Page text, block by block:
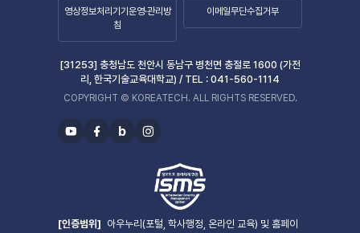
영상정보처리기기운영·관리방
침
이메일무단수집거부
[31253] 충청남도 천안시 동남구 병천면 충절로 1600 (가전
리, 한국기술교육대학교) / TEL : 041-560-1114
COPYRIGHT © KOREATECH. ALL RIGHTS RESERVED.
유
페
b
블
인
타
그
[인증범위] 아우누리(포털, 학사행정, 온라인 교육) 및 홈페이